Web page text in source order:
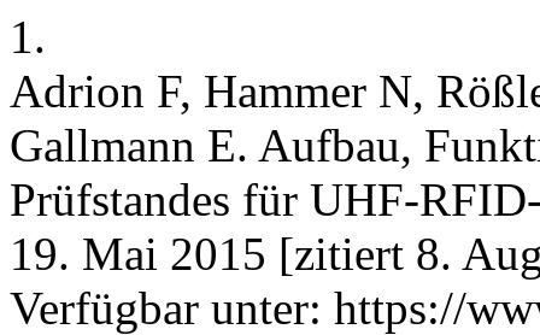
1.
Adrion F, Hammer N,
Gallmann E. Aufbau,
Prüfstandes für UHF-
19. Mai 2015 [zitiert 8.
Verfügbar unter: https://